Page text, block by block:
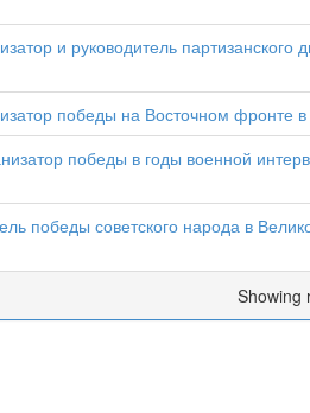
и руководитель партизанского
победы на Восточном фронте в
победы в годы военной
победы советского народа в
Showing